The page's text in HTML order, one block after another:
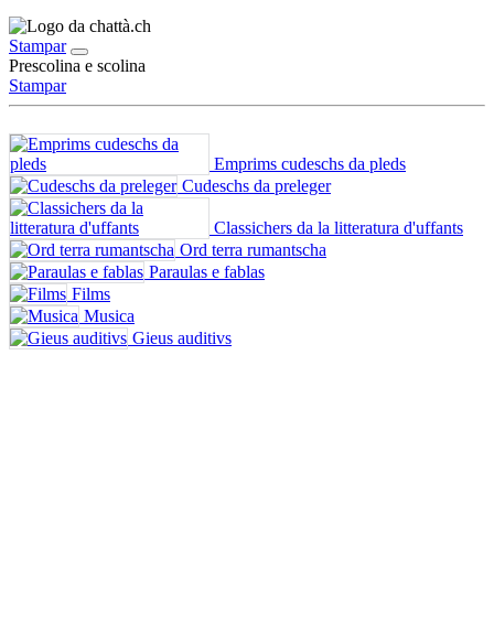
Stampar
Prescolina e scolina
Stampar
Emprims cudeschs da pleds
Cudeschs da preleger
Classichers da la litteratura d'uffants
Ord terra rumantscha
Paraulas e fablas
Films
Musica
Gieus auditivs